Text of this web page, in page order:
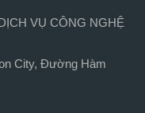
VỤ CÔNG NGHỆ
City, Đường Hàm